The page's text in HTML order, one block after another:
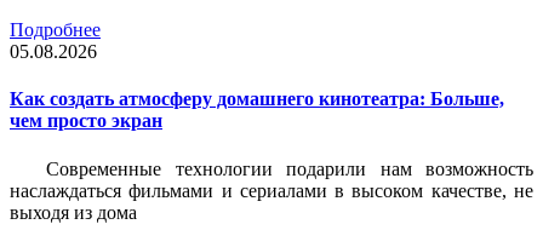
Подробнее
05.08.2026
Как создать атмосферу домашнего кинотеатра: Больше,
чем просто экран
Современные технологии подарили нам возможность
наслаждаться фильмами и сериалами в высоком качестве, не
выходя из дома